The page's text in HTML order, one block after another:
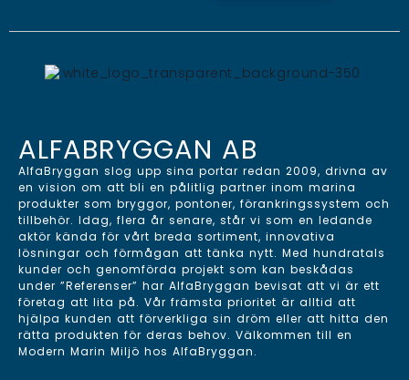
ALFABRYGGAN AB
AlfaBryggan slog upp sina portar redan 2009, drivna av
en vision om att bli en pålitlig partner inom marina
produkter som bryggor, pontoner, förankringssystem och
tillbehör. Idag, flera år senare, står vi som en ledande
aktör kända för vårt breda sortiment, innovativa
lösningar och förmågan att tänka nytt. Med hundratals
kunder och genomförda projekt som kan beskådas
under ”Referenser” har AlfaBryggan bevisat att vi är ett
företag att lita på. Vår främsta prioritet är alltid att
hjälpa kunden att förverkliga sin dröm eller att hitta den
rätta produkten för deras behov. Välkommen till en
Modern Marin Miljö hos AlfaBryggan.